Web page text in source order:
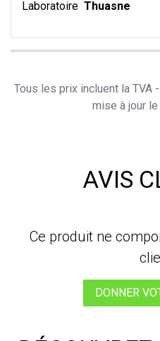
Laboratoire Thuasne
Tous les prix incluent la TVA
mise à jour
AVIS
Ce produit ne
DONNER